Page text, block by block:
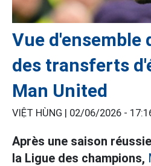
Vue d'ensemble
des transferts
Man United
VIỆT HÙNG | 02/06/2026 -
Après une saison
la Ligue des champions,